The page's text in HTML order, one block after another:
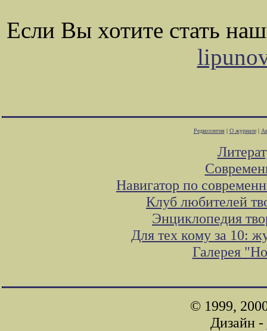
Если Вы хотите стать
Редколлегия| О журнале|
Навигатор по
Клуб любителей
Энциклопедия
Для тех кому за 10:
Галерея
© 1999,
Дизайн -